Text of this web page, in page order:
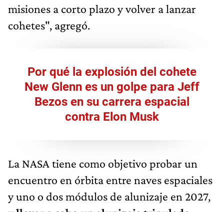
misiones a corto plazo y volver a lanzar
cohetes", agregó.
Por qué la explosión del cohete
New Glenn es un golpe para Jeff
Bezos en su carrera espacial
contra Elon Musk
La NASA tiene como objetivo probar un
encuentro en órbita entre naves espaciales
y uno o dos módulos de alunizaje en 2027,